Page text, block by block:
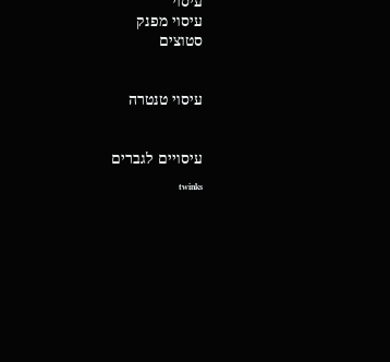
עיסוי מפנק
סטוצים
עיסוי טנטרה
עיסויים לגברים
twinks